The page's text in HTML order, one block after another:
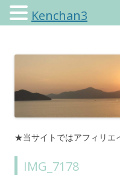
けんちゃん
★当サイトではアフィリエ
IMG_7178
Kenchan3